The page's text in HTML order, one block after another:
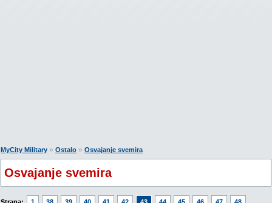
MyCity Military » Ostalo » Osvajanje svemira
Osvajanje svemira